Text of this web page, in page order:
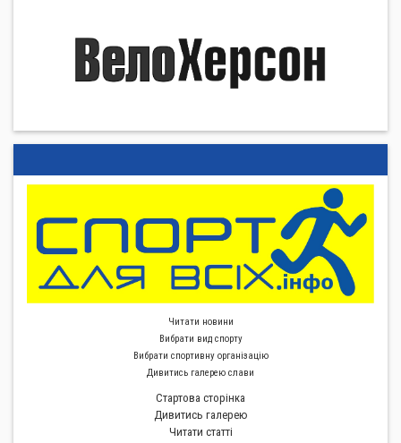
Читати новини
Вибрати вид спорту
Вибрати спортивну органiзацiю
Дивитись галерею слави
Стартова сторiнка
Дивитись галерею
Читати статті